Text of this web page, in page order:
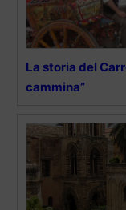
La storia del
cammina”